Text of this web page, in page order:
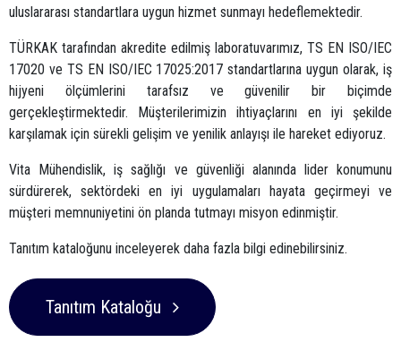
uluslararası standartlara uygun hizmet sunmayı hedeflemektedir.
TÜRKAK tarafından akredite edilmiş laboratuvarımız, TS EN ISO/IEC
17020 ve TS EN ISO/IEC 17025:2017 standartlarına uygun olarak, iş
hijyeni ölçümlerini tarafsız ve güvenilir bir biçimde
gerçekleştirmektedir. Müşterilerimizin ihtiyaçlarını en iyi şekilde
karşılamak için sürekli gelişim ve yenilik anlayışı ile hareket ediyoruz.
Vita Mühendislik, iş sağlığı ve güvenliği alanında lider konumunu
sürdürerek, sektördeki en iyi uygulamaları hayata geçirmeyi ve
müşteri memnuniyetini ön planda tutmayı misyon edinmiştir.
Tanıtım kataloğunu inceleyerek daha fazla bilgi edinebilirsiniz.
Tanıtım Kataloğu